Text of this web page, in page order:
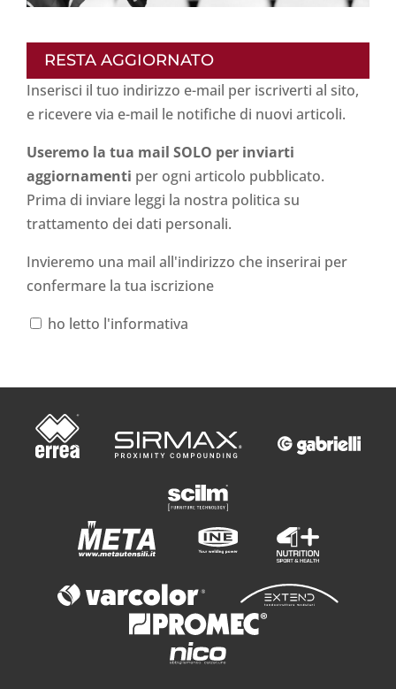
RESTA AGGIORNATO
Inserisci il tuo indirizzo e-mail per iscriverti al sito,
e ricevere via e-mail le notifiche di nuovi articoli.
Useremo la tua mail SOLO per inviarti
aggiornamenti per ogni articolo pubblicato.
Prima di inviare leggi la nostra politica su
trattamento dei dati personali.
Invieremo una mail all'indirizzo che inserirai per
confermare la tua iscrizione
ho letto l'informativa